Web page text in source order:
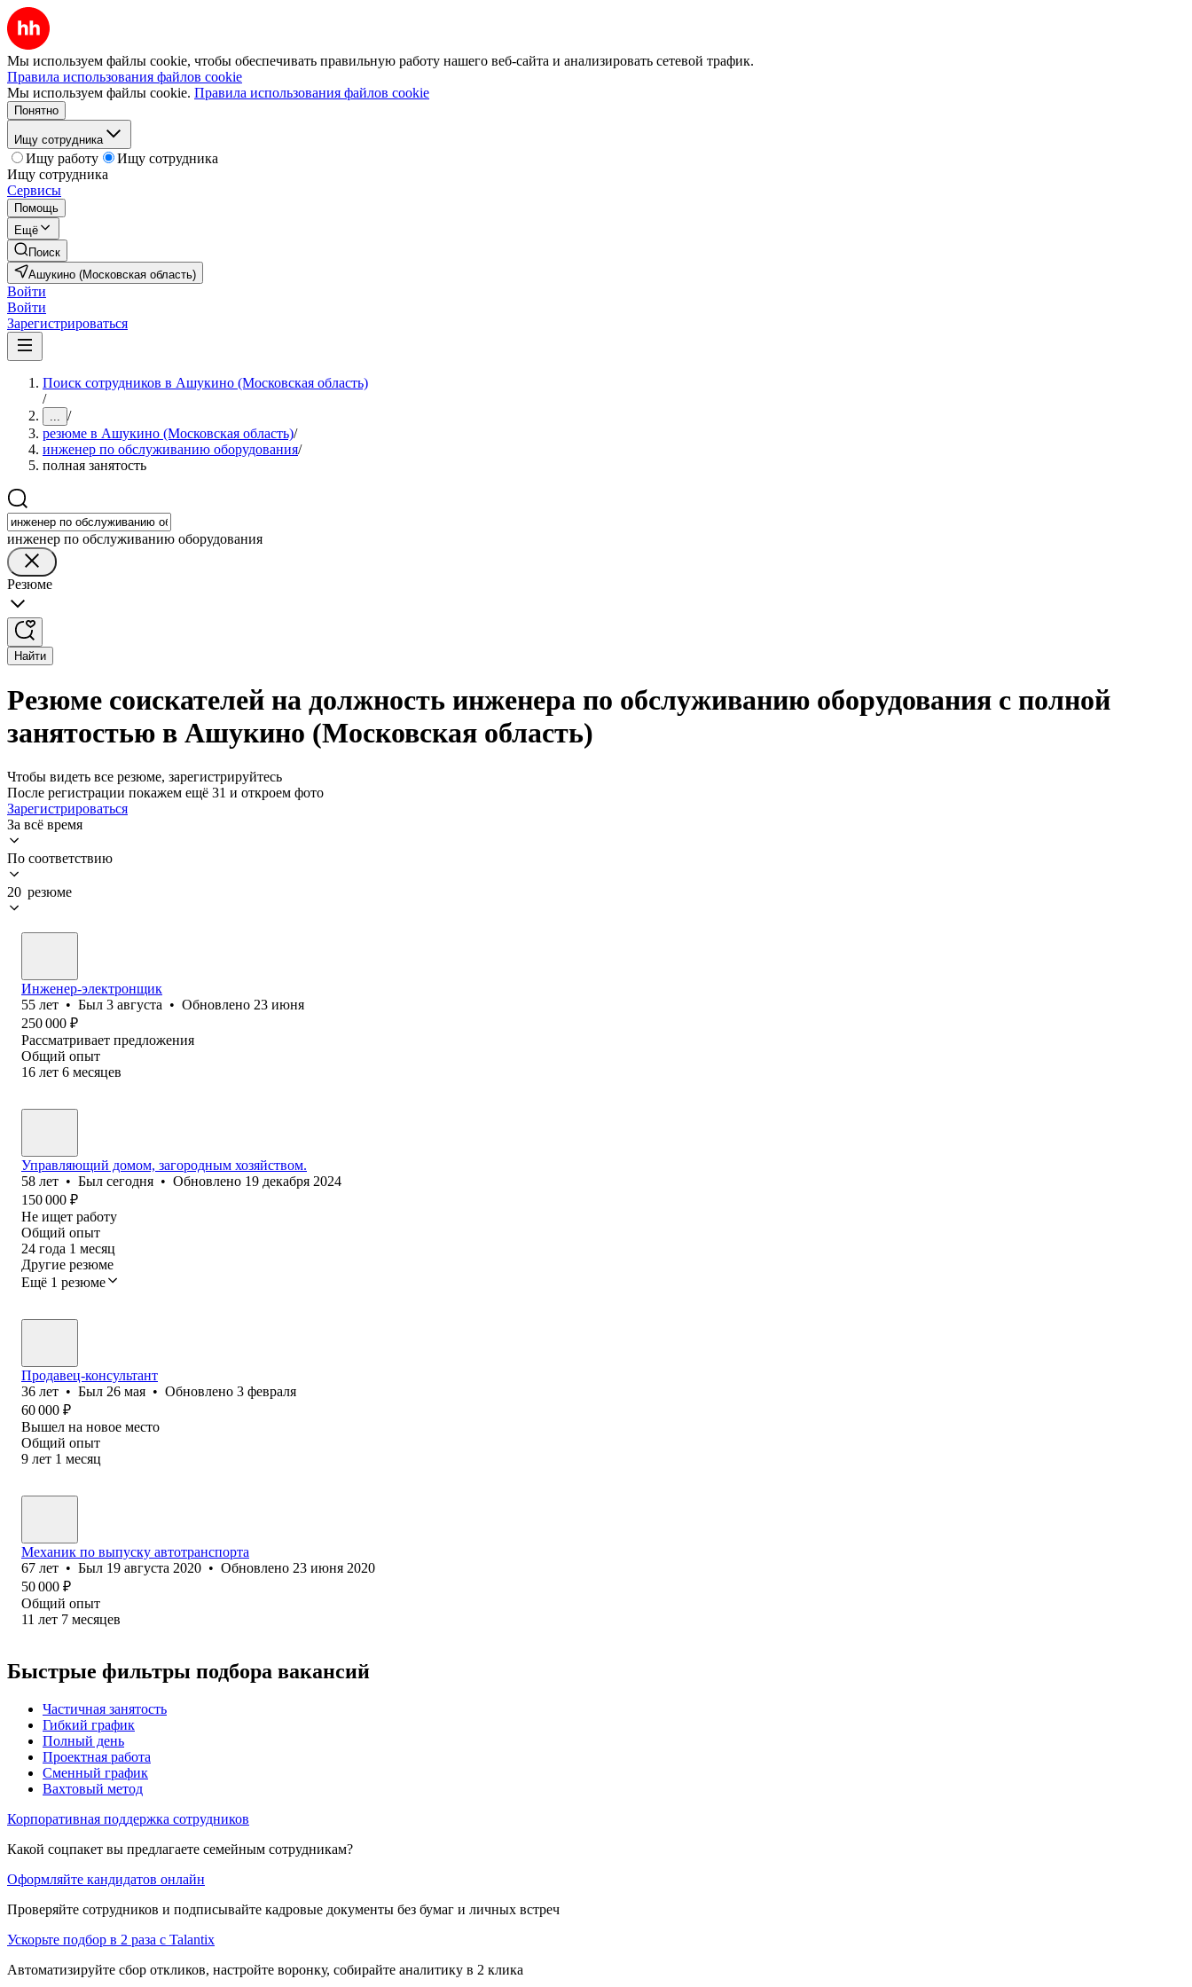
Мы используем файлы cookie, чтобы обеспечивать правильную работу нашего веб-сайта и анализировать сетевой трафик.
Правила использования файлов cookie
Мы используем файлы cookie. Правила использования файлов cookie
Понятно
Ищу сотрудника
Ищу работу
Ищу сотрудника
Ищу сотрудника
Сервисы
Помощь
Ещё
Поиск
Ашукино (Московская область)
Войти
Войти
Зарегистрироваться
Поиск сотрудников в Ашукино (Московская область)
/
... /
резюме в Ашукино (Московская область)/
инженер по обслуживанию оборудования/
полная занятость
инженер по обслуживанию оборудования
Резюме
Найти
Резюме соискателей на должность инженера по обслуживанию оборудования с полной
занятостью в Ашукино (Московская область)
Чтобы видеть все резюме, зарегистрируйтесь
После регистрации покажем ещё 31 и откроем фото
Зарегистрироваться
За всё время
По соответствию
20 резюме
Инженер-электронщик
55 лет • Был 3 августа • Обновлено 23 июня
250 000 ₽
Рассматривает предложения
Общий опыт
16 лет 6 месяцев
Управляющий домом, загородным хозяйством.
58 лет • Был сегодня • Обновлено 19 декабря 2024
150 000 ₽
Не ищет работу
Общий опыт
24 года 1 месяц
Другие резюме
Ещё 1 резюме
Продавец-консультант
36 лет • Был 26 мая • Обновлено 3 февраля
60 000 ₽
Вышел на новое место
Общий опыт
9 лет 1 месяц
Механик по выпуску автотранспорта
67 лет • Был 19 августа 2020 • Обновлено 23 июня 2020
50 000 ₽
Общий опыт
11 лет 7 месяцев
Быстрые фильтры подбора вакансий
Частичная занятость
Гибкий график
Полный день
Проектная работа
Сменный график
Вахтовый метод
Корпоративная поддержка сотрудников
Какой соцпакет вы предлагаете семейным сотрудникам?
Оформляйте кандидатов онлайн
Проверяйте сотрудников и подписывайте кадровые документы без бумаг и личных встреч
Ускорьте подбор в 2 раза с Talantix
Автоматизируйте сбор откликов, настройте воронку, собирайте аналитику в 2 клика